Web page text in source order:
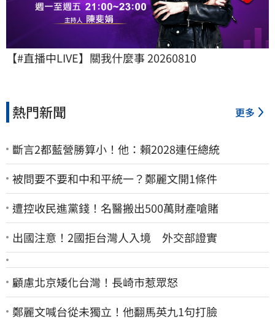
【#直播中LIVE】關我什麼事 20260810
熱門新聞 更多
斷言2都藍營勝算小！他：賴2028連任總統
被問要不要和中和平統一？鄭麗文開1條件
遭控收民進黨錢！名醫搬出500萬財產嗆賭
出國注意！2國拒台灣人入境 外交部證實
顧慮北京矮化台灣！長崎市惹眾怒
鄭麗文喊台從未獨立！他翻馬英九1句打臉